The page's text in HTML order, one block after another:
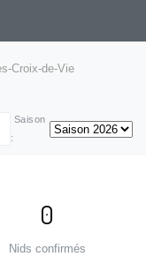
Croix-de-Vie
Saison
:
0
Nids confirmés